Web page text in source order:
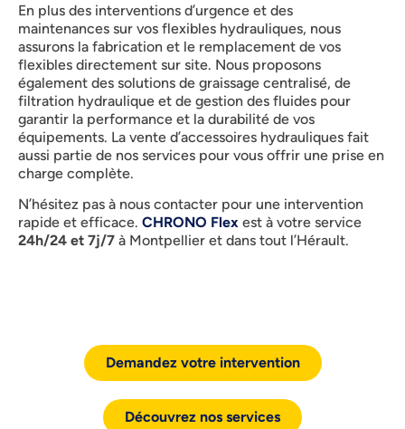
En plus des interventions d’urgence et des
maintenances sur vos flexibles hydrauliques, nous
assurons la fabrication et le remplacement de vos
flexibles directement sur site. Nous proposons
également des solutions de graissage centralisé, de
filtration hydraulique et de gestion des fluides pour
garantir la performance et la durabilité de vos
équipements. La vente d’accessoires hydrauliques fait
aussi partie de nos services pour vous offrir une prise en
charge complète.
N’hésitez pas à nous contacter pour une intervention
rapide et efficace. CHRONO Flex est à votre service
24h/24 et 7j/7 à Montpellier et dans tout l’Hérault.
Demandez votre intervention
Découvrez nos services